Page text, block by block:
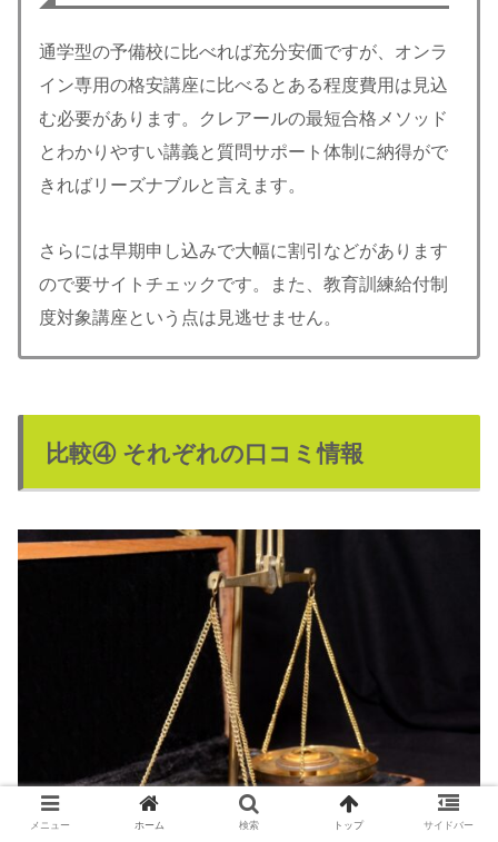
通学型の予備校に比べれば充分安価ですが、オンラ
イン専用の格安講座に比べるとある程度費用は見込
む必要があります。クレアールの最短合格メソッド
とわかりやすい講義と質問サポート体制に納得がで
きればリーズナブルと言えます。
さらには早期申し込みで大幅に割引などがあります
ので要サイトチェックです。また、教育訓練給付制
度対象講座という点は見逃せません。
比較④ それぞれの口コミ情報
メニュー ホーム 検索 トップ サイドバー